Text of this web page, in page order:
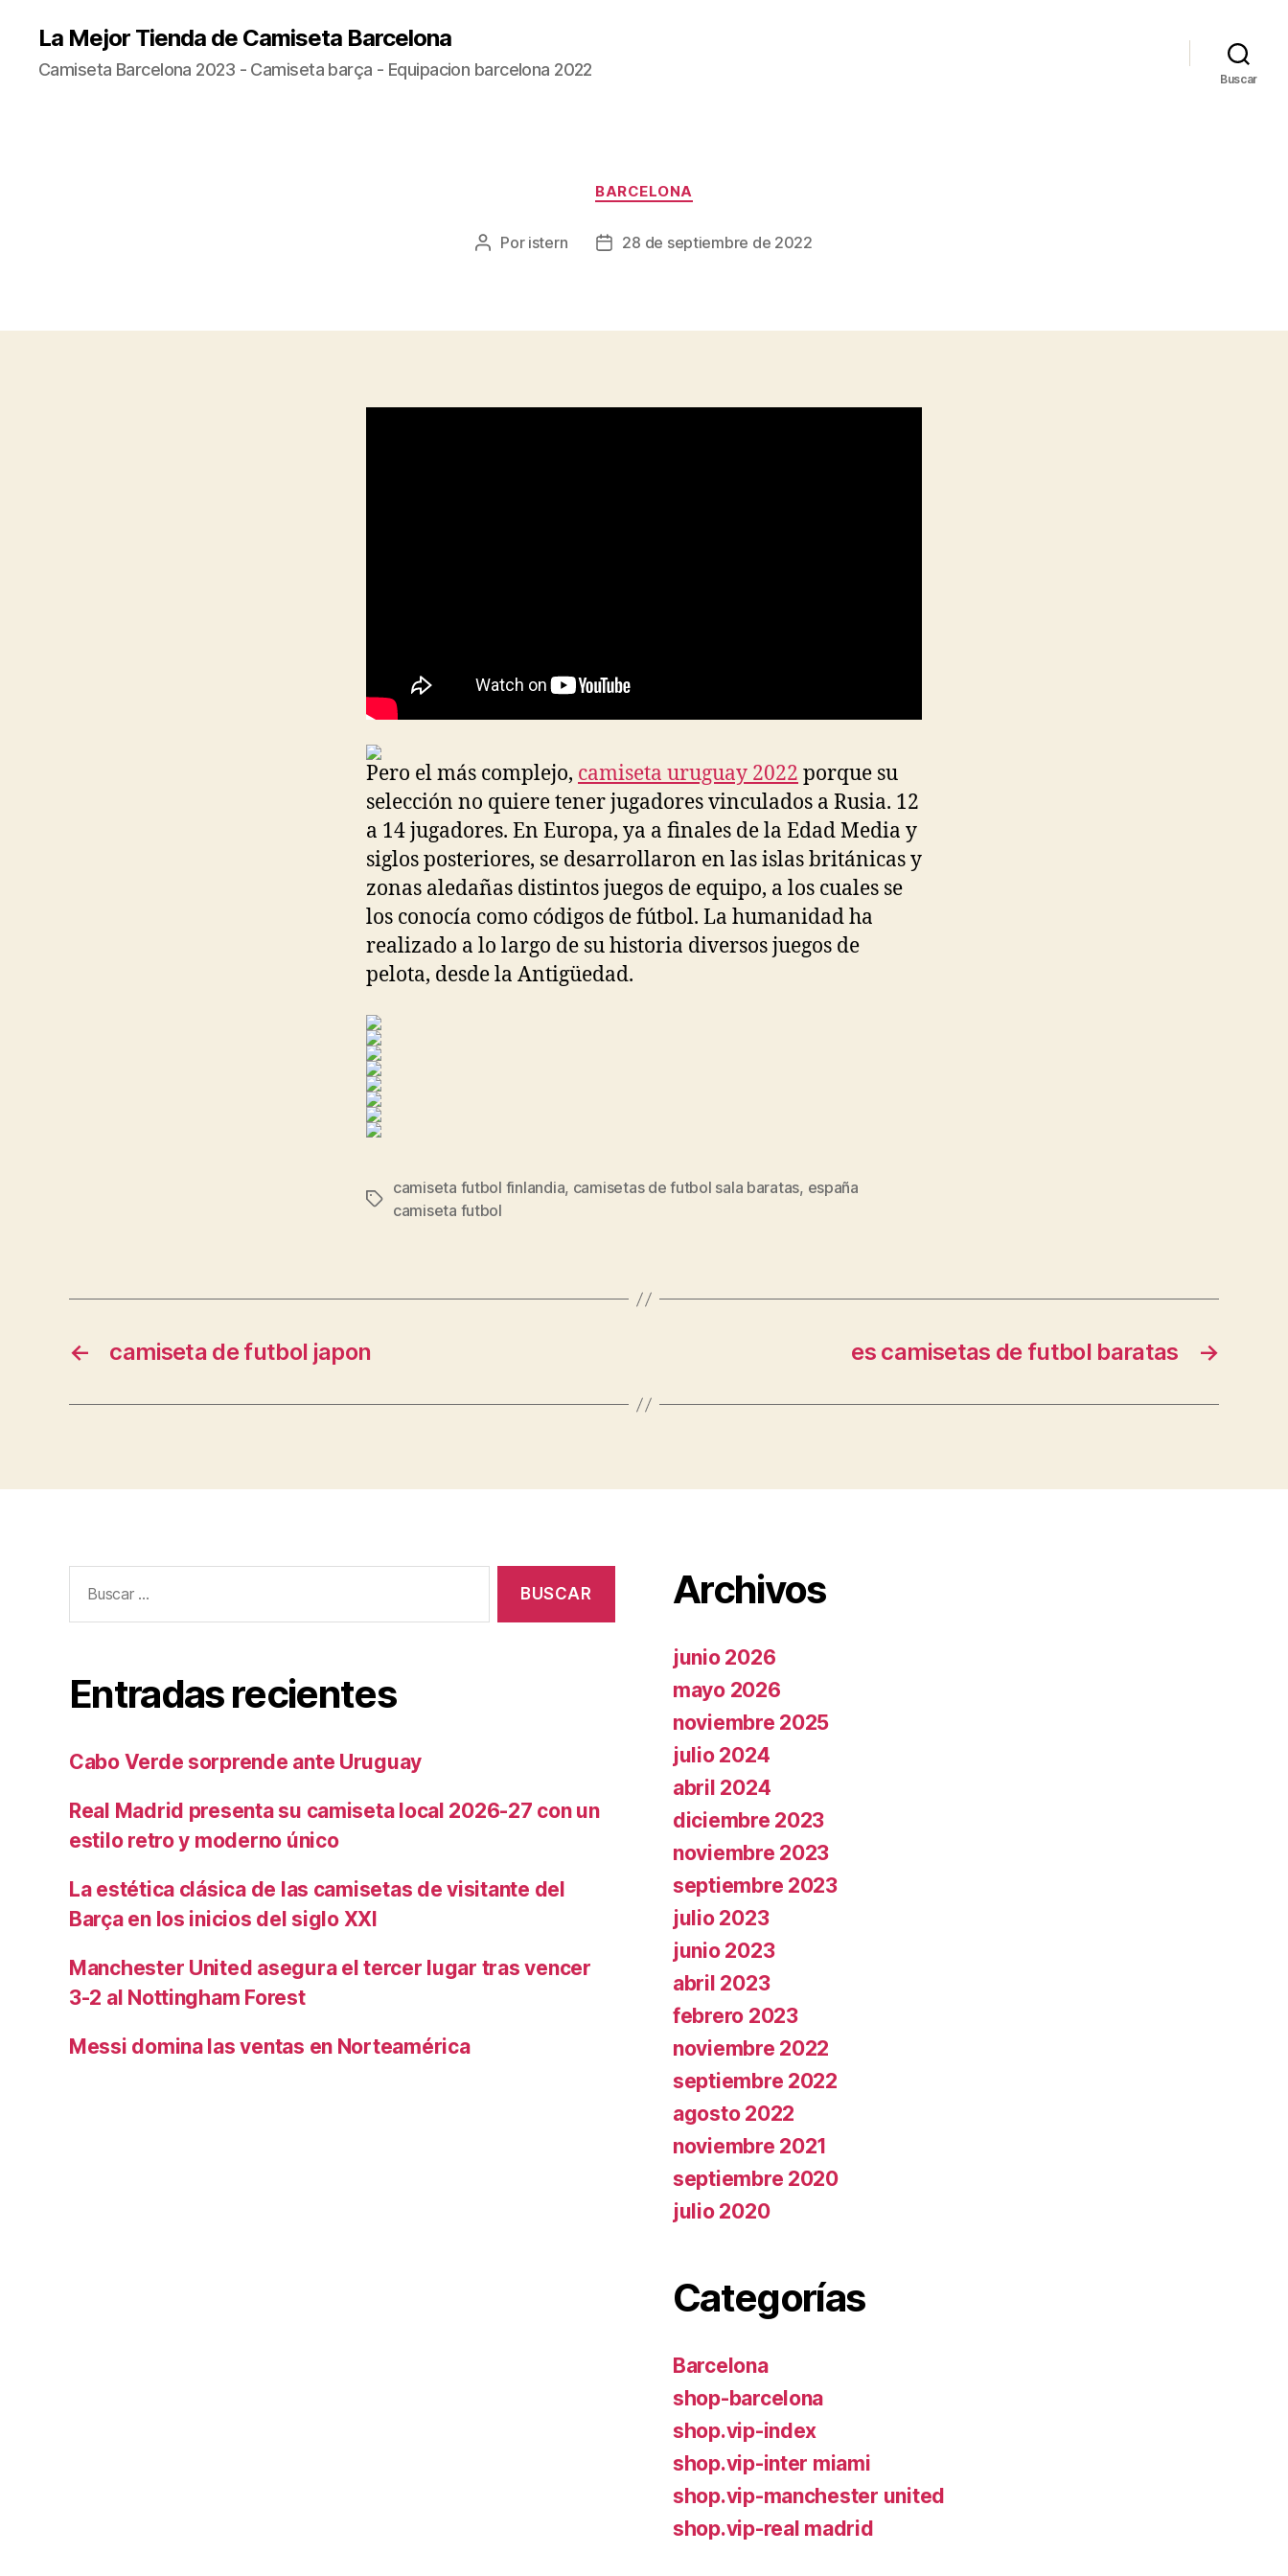
La Mejor Tienda de Camiseta Barcelona
Camiseta Barcelona 2023 - Camiseta barça - Equipacion barcelona 2022 Buscar
Categorías
BARCELONA
Autor
Por istern
Fecha28 de septiembre de 2022
Pero el más complejo, camiseta uruguay 2022 porque su
selección no quiere tener jugadores vinculados a Rusia. 12
a 14 jugadores. En Europa, ya a finales de la Edad Media y
siglos posteriores, se desarrollaron en las islas británicas y
zonas aledañas distintos juegos de equipo, a los cuales se
los conocía como códigos de fútbol. La humanidad ha
realizado a lo largo de su historia diversos juegos de
pelota, desde la Antigüedad.
Etiquetas
camiseta futbol finlandia, camisetas de futbol sala baratas, españa
camiseta futbol
← camiseta de futbol japon →
es camisetas de futbol baratas
Entradas recientes
Cabo Verde sorprende ante Uruguay
Real Madrid presenta su camiseta local 2026-27 con un
estilo retro y moderno único
La estética clásica de las camisetas de visitante del
Barça en los inicios del siglo XXI
Manchester United asegura el tercer lugar tras vencer
3-2 al Nottingham Forest
Messi domina las ventas en Norteamérica
Archivos
junio 2026
mayo 2026
noviembre 2025
julio 2024
abril 2024
diciembre 2023
noviembre 2023
septiembre 2023
julio 2023
junio 2023
abril 2023
febrero 2023
noviembre 2022
septiembre 2022
agosto 2022
noviembre 2021
septiembre 2020
julio 2020
Categorías
Barcelona
shop-barcelona
shop.vip-index
shop.vip-inter miami
shop.vip-manchester united
shop.vip-real madrid